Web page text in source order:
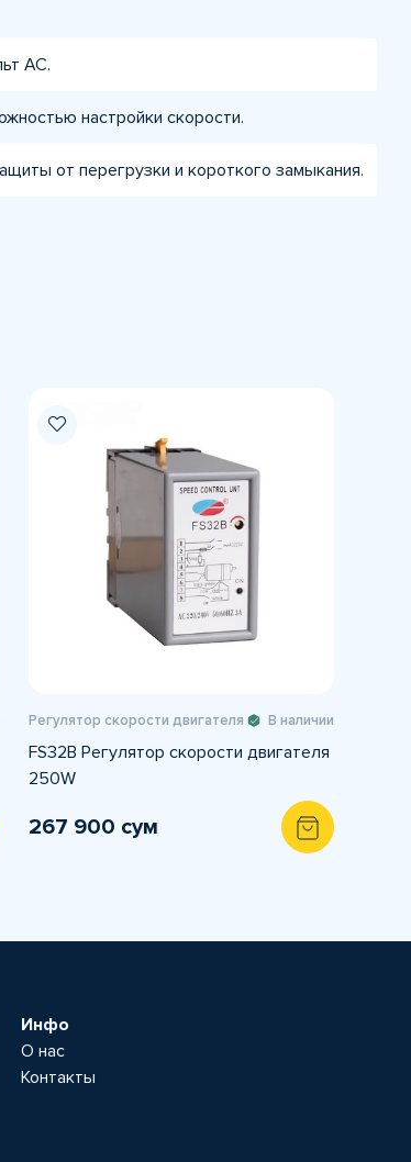
AC.
настройки скорости.
от перегрузки и короткого замыкания.
Регулятор скорости двигателя В наличии
FS32B Регулятор скорости двигателя
250W
267 900 сум
Инфо
О нас
Контакты